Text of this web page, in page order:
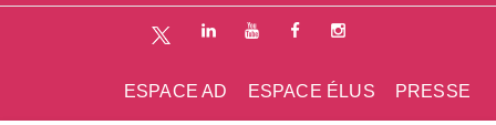
PRESSE
ESPACE ÉLUS
ESPACE AD